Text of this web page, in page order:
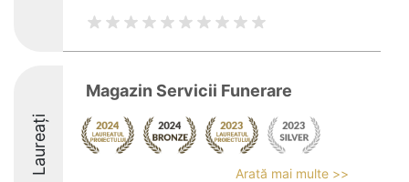
Laureați
Magazin Servicii Funerare
Arată mai multe >>